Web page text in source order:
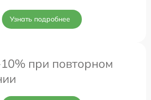
Узнать подробнее
при повторном